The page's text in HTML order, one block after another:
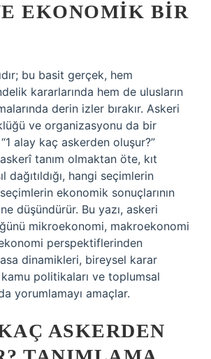
EKONOMIK BIR
bu basit gerçek, hem
kararlarında hem de ulusların
derin izler bırakır. Askeri
ve organizasyonu da bir
alay kaç askerden oluşur?”
tanım olmaktan öte, kıt
dağıtıldığı, hangi seçimlerin
ekonomik sonuçlarının
düşündürür. Bu yazı, askeri
mikroekonomi, makroekonomi
perspektiflerinden
dinamikleri, bireysel karar
kamu politikaları ve toplumsal
yorumlamayı amaçlar.
ASKERDEN